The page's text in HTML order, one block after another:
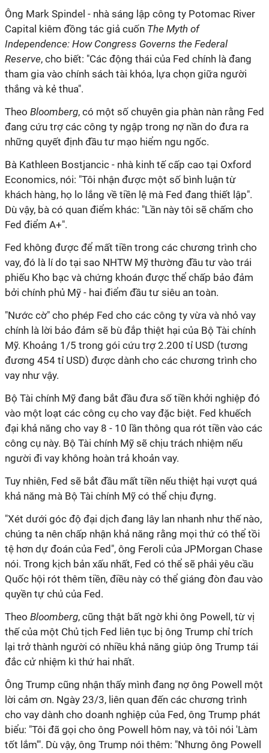
Ông Mark Spindel - nhà sáng lập công ty Potomac River
Capital kiêm đồng tác giả cuốn The Myth of
Independence: How Congress Governs the Federal
Reserve, cho biết: "Các động thái của Fed chính là đang
tham gia vào chính sách tài khóa, lựa chọn giữa người
thắng và kẻ thua".
Theo Bloomberg, có một số chuyên gia phàn nàn rằng Fed
đang cứu trợ các công ty ngập trong nợ nần do đưa ra
những quyết định đầu tư mạo hiểm ngu ngốc.
Bà Kathleen Bostjancic - nhà kinh tế cấp cao tại Oxford
Economics, nói: "Tôi nhận được một số bình luận từ
khách hàng, họ lo lắng về tiền lệ mà Fed đang thiết lập".
Dù vậy, bà có quan điểm khác: "Lần này tôi sẽ chấm cho
Fed điểm A+".
Fed không được để mất tiền trong các chương trình cho
vay, đó là lí do tại sao NHTW Mỹ thường đầu tư vào trái
phiếu Kho bạc và chứng khoán được thể chấp bảo đảm
bởi chính phủ Mỹ - hai điểm đầu tư siêu an toàn.
"Nước cờ" cho phép Fed cho các công ty vừa và nhỏ vay
chính là lời bảo đảm sẽ bù đắp thiệt hại của Bộ Tài chính
Mỹ. Khoảng 1/5 trong gói cứu trợ 2.200 tỉ USD (tương
đương 454 tỉ USD) được dành cho các chương trình cho
vay như vậy.
Bộ Tài chính Mỹ đang bắt đầu đưa số tiền khởi nghiệp đó
vào một loạt các công cụ cho vay đặc biệt. Fed khuếch
đại khả năng cho vay 8 - 10 lần thông qua rót tiền vào các
công cụ này. Bộ Tài chính Mỹ sẽ chịu trách nhiệm nếu
người đi vay không hoàn trả khoản vay.
Tuy nhiên, Fed sẽ bắt đầu mất tiền nếu thiệt hại vượt quá
khả năng mà Bộ Tài chính Mỹ có thể chịu đựng.
"Xét dưới góc độ đại dịch đang lây lan nhanh như thế nào,
chúng ta nên chấp nhận khả năng rằng mọi thứ có thể tồi
tệ hơn dự đoán của Fed", ông Feroli của JPMorgan Chase
nói. Trong kịch bản xấu nhất, Fed có thể sẽ phải yêu cầu
Quốc hội rót thêm tiền, điều này có thể giáng đòn đau vào
quyền tự chủ của Fed.
Theo Bloomberg, cũng thật bất ngờ khi ông Powell, từ vị
thế của một Chủ tịch Fed liên tục bị ông Trump chỉ trích
lại trở thành người có nhiều khả năng giúp ông Trump tái
đắc cử nhiệm kì thứ hai nhất.
Ông Trump cũng nhận thấy mình đang nợ ông Powell một
lời cảm ơn. Ngày 23/3, liên quan đến các chương trình
cho vay dành cho doanh nghiệp của Fed, ông Trump phát
biểu: "Tôi đã gọi cho ông Powell hôm nay, và tôi nói 'Làm
tốt lắm'". Dù vậy, ông Trump nói thêm: "Nhưng ông Powell